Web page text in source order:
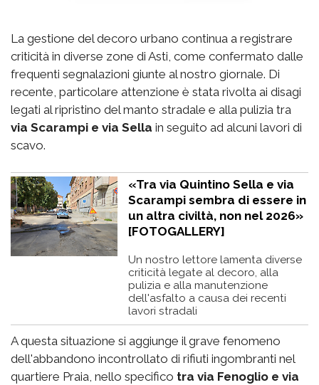
La gestione del decoro urbano continua a registrare
criticità in diverse zone di Asti, come confermato dalle
frequenti segnalazioni giunte al nostro giornale. Di
recente, particolare attenzione è stata rivolta ai disagi
legati al ripristino del manto stradale e alla pulizia tra
via Scarampi e via Sella in seguito ad alcuni lavori di
scavo.
«Tra via Quintino Sella e via
Scarampi sembra di essere in
un altra civiltà, non nel 2026»
[FOTOGALLERY]
Un nostro lettore lamenta diverse
criticità legate al decoro, alla
pulizia e alla manutenzione
dell'asfalto a causa dei recenti
lavori stradali
A questa situazione si aggiunge il grave fenomeno
dell'abbandono incontrollato di rifiuti ingombranti nel
quartiere Praia, nello specifico tra via Fenoglio e via